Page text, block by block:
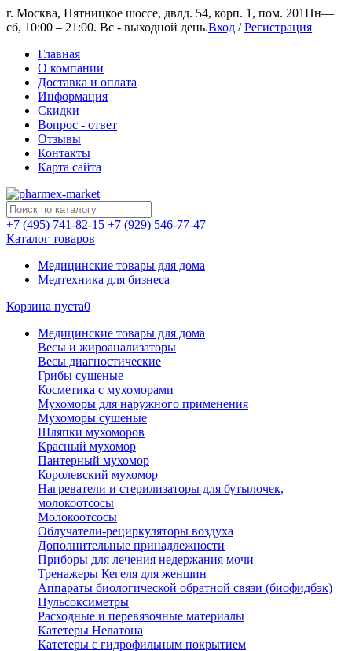
г. Москва, Пятницкое шоссе, двлд. 54, корп. 1, пом. 201Пн—
сб, 10:00 – 21:00. Вс - выходной день.Вход /Регистрация
Главная
О компании
Доставка и оплата
Информация
Скидки
Вопрос - ответ
Отзывы
Контакты
Карта сайта
+7 (495) 741-82-15 +7 (929) 546-77-47
Каталог товаров
Медицинские товары для дома
Медтехника для бизнеса
Корзина пуста0
Медицинские товары для дома
Весы и жироанализаторы
Весы диагностические
Грибы сушеные
Косметика с мухоморами
Мухоморы для наружного применения
Мухоморы сушеные
Шляпки мухоморов
Красный мухомор
Пантерный мухомор
Королевский мухомор
Нагреватели и стерилизаторы для бутылочек,
молокоотсосы
Молокоотсосы
Облучатели-рециркуляторы воздуха
Дополнительные принадлежности
Приборы для лечения недержания мочи
Тренажеры Кегеля для женщин
Аппараты биологической обратной связи (биофидбэк)
Пульсоксиметры
Расходные и перевязочные материалы
Катетеры Нелатона
Катетеры с гидрофильным покрытием